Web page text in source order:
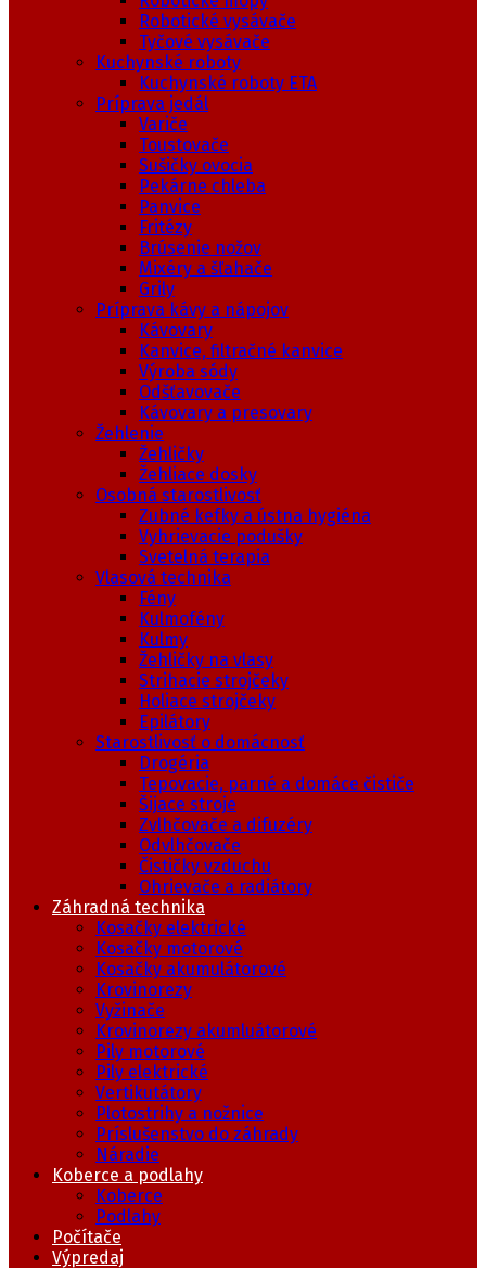
Robotické vysávače
Tyčové vysávače
Kuchynské roboty
Kuchynské roboty ETA
Príprava jedál
Variče
Toustovače
Sušičky ovocia
Pekárne chleba
Panvice
Fritézy
Brúsenie nožov
Mixéry a šľahače
Grily
Príprava kávy a nápojov
Kávovary
Kanvice, filtračné kanvice
Výroba sódy
Odšťavovače
Kávovary a presovary
Žehlenie
Žehličky
Žehliace dosky
Osobná starostlivosť
Zubné kefky a ústna hygiéna
Vyhrievacie podušky
Svetelná terapia
Vlasová technika
Fény
Kulmofény
Kulmy
Žehličky na vlasy
Strihacie strojčeky
Holiace strojčeky
Epilátory
Starostlivosť o domácnosť
Drogéria
Tepovacie, parné a domáce čističe
Šijace stroje
Zvlhčovače a difuzéry
Odvlhčovače
Čističky vzduchu
Ohrievače a radiátory
Záhradná technika
Kosačky elektrické
Kosačky motorové
Kosačky akumulátorové
Krovinorezy
Vyžinače
Krovinorezy akumluátorové
Pily motorové
Pily elektrické
Vertikutátory
Plotostrihy a nožnice
Príslušenstvo do záhrady
Náradie
Koberce a podlahy
Koberce
Podlahy
Počítače
Výpredaj